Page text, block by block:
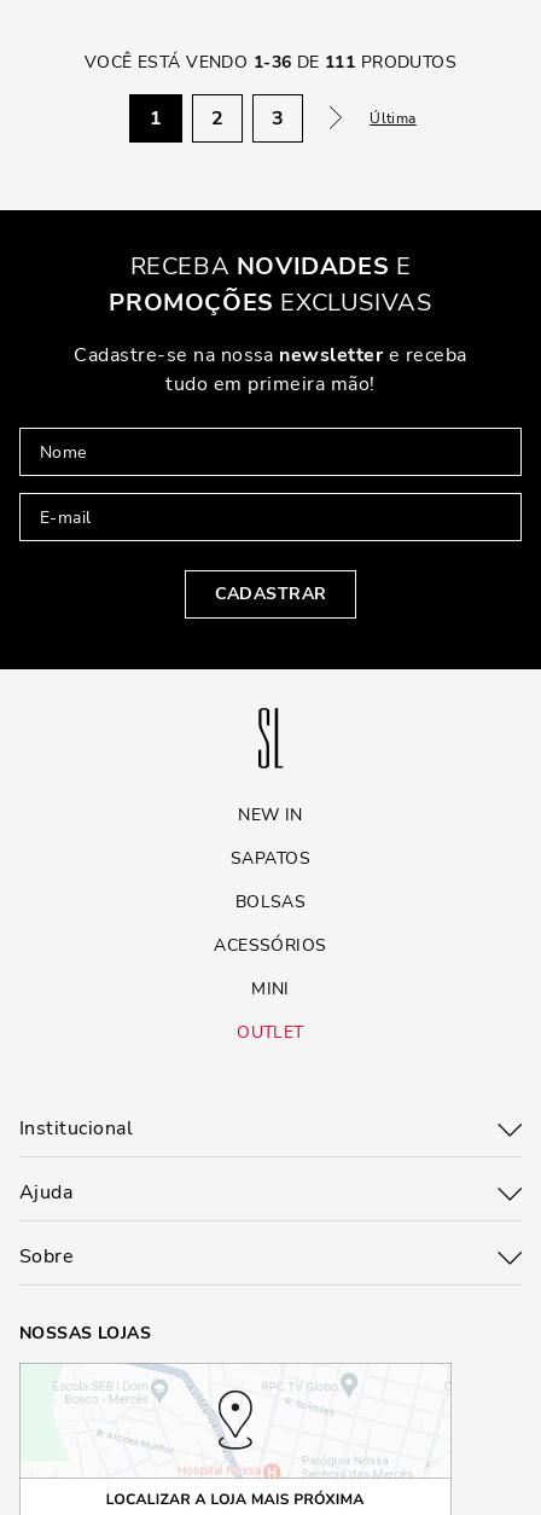
VOCÊ ESTÁ VENDO 1-36 DE 111 PRODUTOS
1 2 3 Última
RECEBA NOVIDADES E
PROMOÇÕES EXCLUSIVAS
Cadastre-se na nossa newslettere receba
tudo em primeira mão!
CADASTRAR
NEW IN
SAPATOS
BOLSAS
ACESSÓRIOS
MINI
OUTLET
Institucional
Ajuda
Sobre
NOSSAS LOJAS